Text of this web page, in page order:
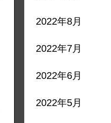
2022年8月
2022年7月
2022年6月
2022年5月